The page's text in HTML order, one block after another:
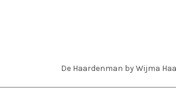
De Haardenman by Wijma